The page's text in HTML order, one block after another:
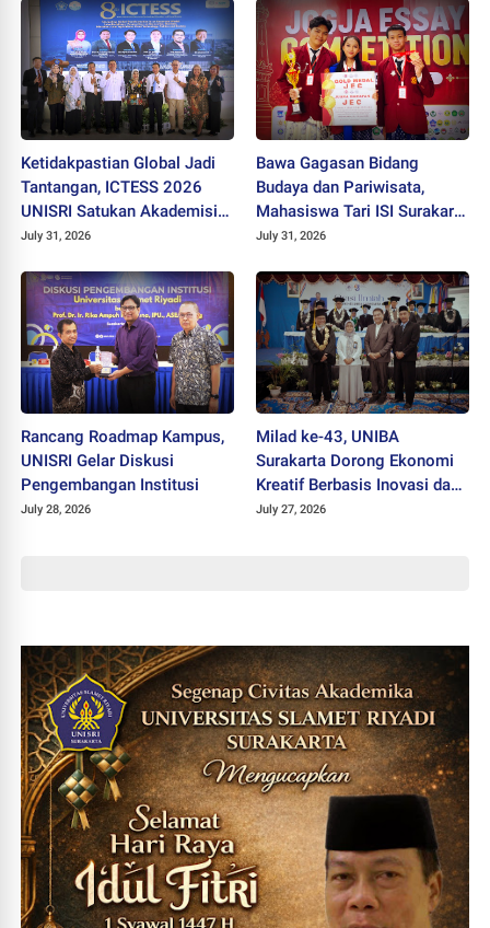
Ketidakpastian Global Jadi
Tantangan, ICTESS 2026
UNISRI Satukan Akademisi 5
Negara Demi Solusi Lintas
July 31, 2026
Bawa Gagasan Bidang
Budaya dan Pariwisata,
Mahasiswa Tari ISI Surakarta
Raih Medali Emas JEC 2026
July 31, 2026
Rancang Roadmap Kampus,
UNISRI Gelar Diskusi
Pengembangan Institusi
July 28, 2026
Milad ke-43, UNIBA
Surakarta Dorong Ekonomi
Kreatif Berbasis Inovasi dan
Nilai Pancasila untuk Hadapi
July 27, 2026